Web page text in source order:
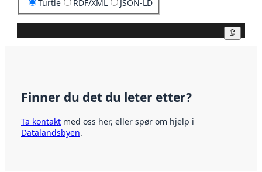
Turtle RDF/XML JSON-LD
Finner du det du leter etter?
Ta kontakt med oss her, eller spør om hjelp i
Datalandsbyen.